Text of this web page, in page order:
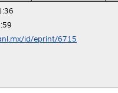
id/eprint/6715